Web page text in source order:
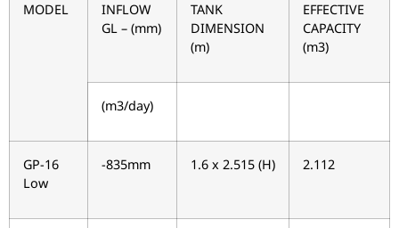
MODEL
INFLOW
GL – (mm)
TANK
DIMENSION
(m)
EFFECTIVE
CAPACITY
(m3)
(m3/day)
GP-16
Low
-835mm 1.6 x 2.515 (H) 2.112